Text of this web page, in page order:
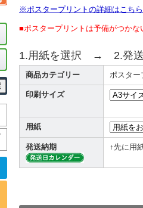
※ポスタープリントの詳細はこちら
■ポスタープリントは予備がつか
1.用紙を選択 → 2.発
商品カテゴリー ポスタ
印刷サイズ
用紙
発送納期 ↑先に用